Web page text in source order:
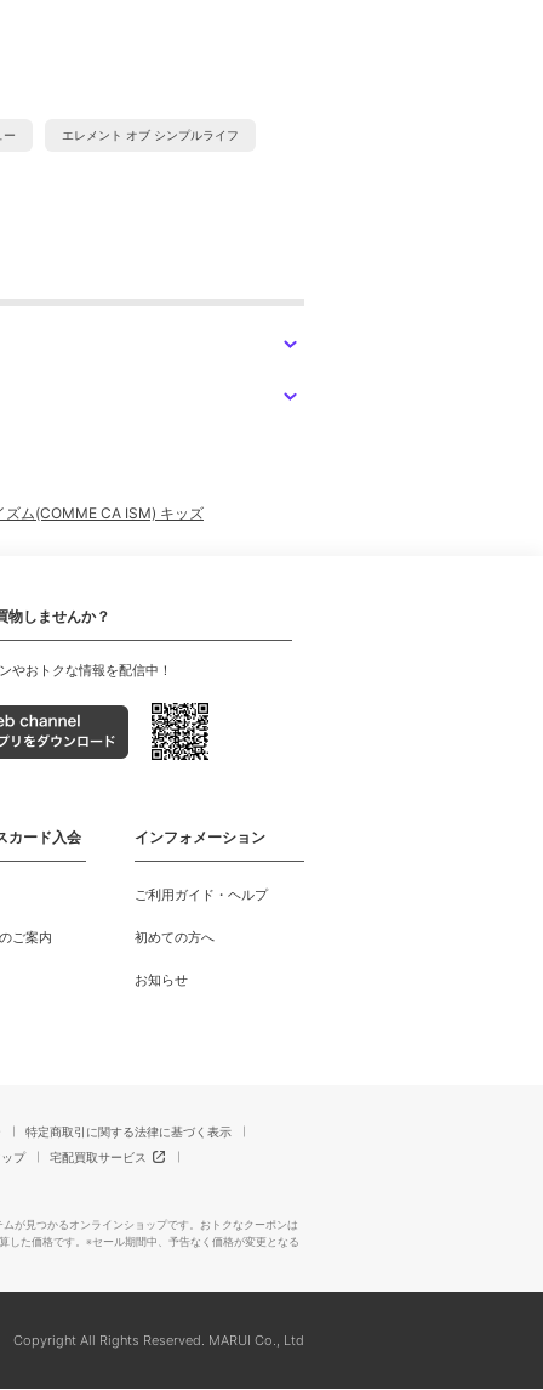
ー エレメント オブ シンプルライフ
ズム(COMME CA ISM) キッズ
物しませんか？
やおトクな情報を配信中！
カード入会
ご案内
インフォメーション
ご利用ガイド・ヘルプ
初めての方へ
お知らせ
特定商取引に関する法律に基づく表示
プ
宅配買取サービス
が見つかるオンラインショップです。おトクなクーポンは
した価格です。※セール期間中、予告なく価格が変更となる
Copyright All Rights Reserved. MARUI Co., Ltd